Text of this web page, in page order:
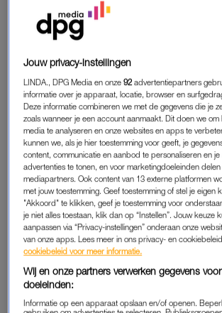
‘PASTE ME AAN MIJN EX AAN’
grotendeels door met mensen van school.
ik wel heel leuk. Onze vriendschap werd al
ik op vakantie ging, reisde hij mij achterna
waar ik verbleef. Na een paar dagen
hem verkering. Of nou ja, ik was zo
echt uit moest trekken.
De eerste drie maanden waren geweldig,
mis. Het begon mij steeds meer op te vallen
nam zoals ik was. Hij was controlerend; ik
‘goedemorgen’ tegen een ander zeggen.
kinderachtig, te luid en zei hij dat mijn
me beïnvloeden door zijn kritiek en paste me
wensen.”
Jouw privacy-instellingen
LINDA., DPG Media en onze92 advertentiepartners
informatie over je apparaat, locatie, browser en
Deze informatie combineren we met de gegevens die je
zoals wanneer je een account aanmaakt. Dit doen we
media te analyseren en onze websites en apps te
kunnen we, als je hier toestemming voor geeft, je
content, communicatie en aanbod te personaliseren en je
advertenties te tonen, en voor marketingdoeleinden
mediapartners. Ook content van 13 externe platformen
met jouw toestemming. Geef toestemming of stel je eigen
"Akkoord" te klikken, geef je toestemming voor
je niet alles toestaan, klik dan op “Instellen”. Jouw keuze
aanpassen via “Privacy-instellingen” onderaan onze
van onze apps. Lees meer in ons privacy- en
cookiebeleid voor meer informatie.
Wij en onze partners verwerken gegevens
doeleinden:
Informatie op een apparaat opslaan en/of openen.